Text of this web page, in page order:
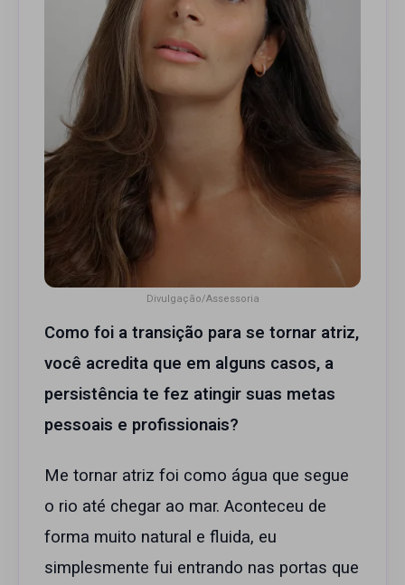
Divulgação/Assessoria
Como foi a transição para se tornar atriz,
você acredita que em alguns casos, a
persistência te fez atingir suas metas
pessoais e profissionais?
Me tornar atriz foi como água que segue
o rio até chegar ao mar. Aconteceu de
forma muito natural e fluida, eu
simplesmente fui entrando nas portas que